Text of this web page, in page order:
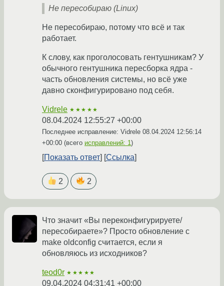
Не пересобираю (Linux)
Не пересобираю, потому что всё и так
работает.
К слову, как проголосовать гентушникам? У
обычного гентушника пересборка ядра -
часть обновления системы, но всё уже
давно сконфигурировано под себя.
Vidrele ★★★★★
08.04.2024 12:55:27 +00:00
Последнее исправление: Vidrele 08.04.2024 12:56:14
+00:00 (всего исправлений: 1)
Показать ответ Ссылка
2 2
Что значит «Вы переконфигурируете/
пересобираете»? Просто обновление с
make oldconfig считается, если я
обновляюсь из исходников?
teod0r ★★★★★
09.04.2024 04:31:41 +00:00